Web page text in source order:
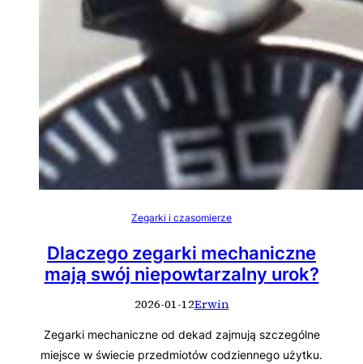
Zegarki i czasomierze
Dlaczego zegarki mechaniczne
mają swój niepowtarzalny urok?
2026-01-12Erwin
Zegarki mechaniczne od dekad zajmują szczególne
miejsce w świecie przedmiotów codziennego użytku.